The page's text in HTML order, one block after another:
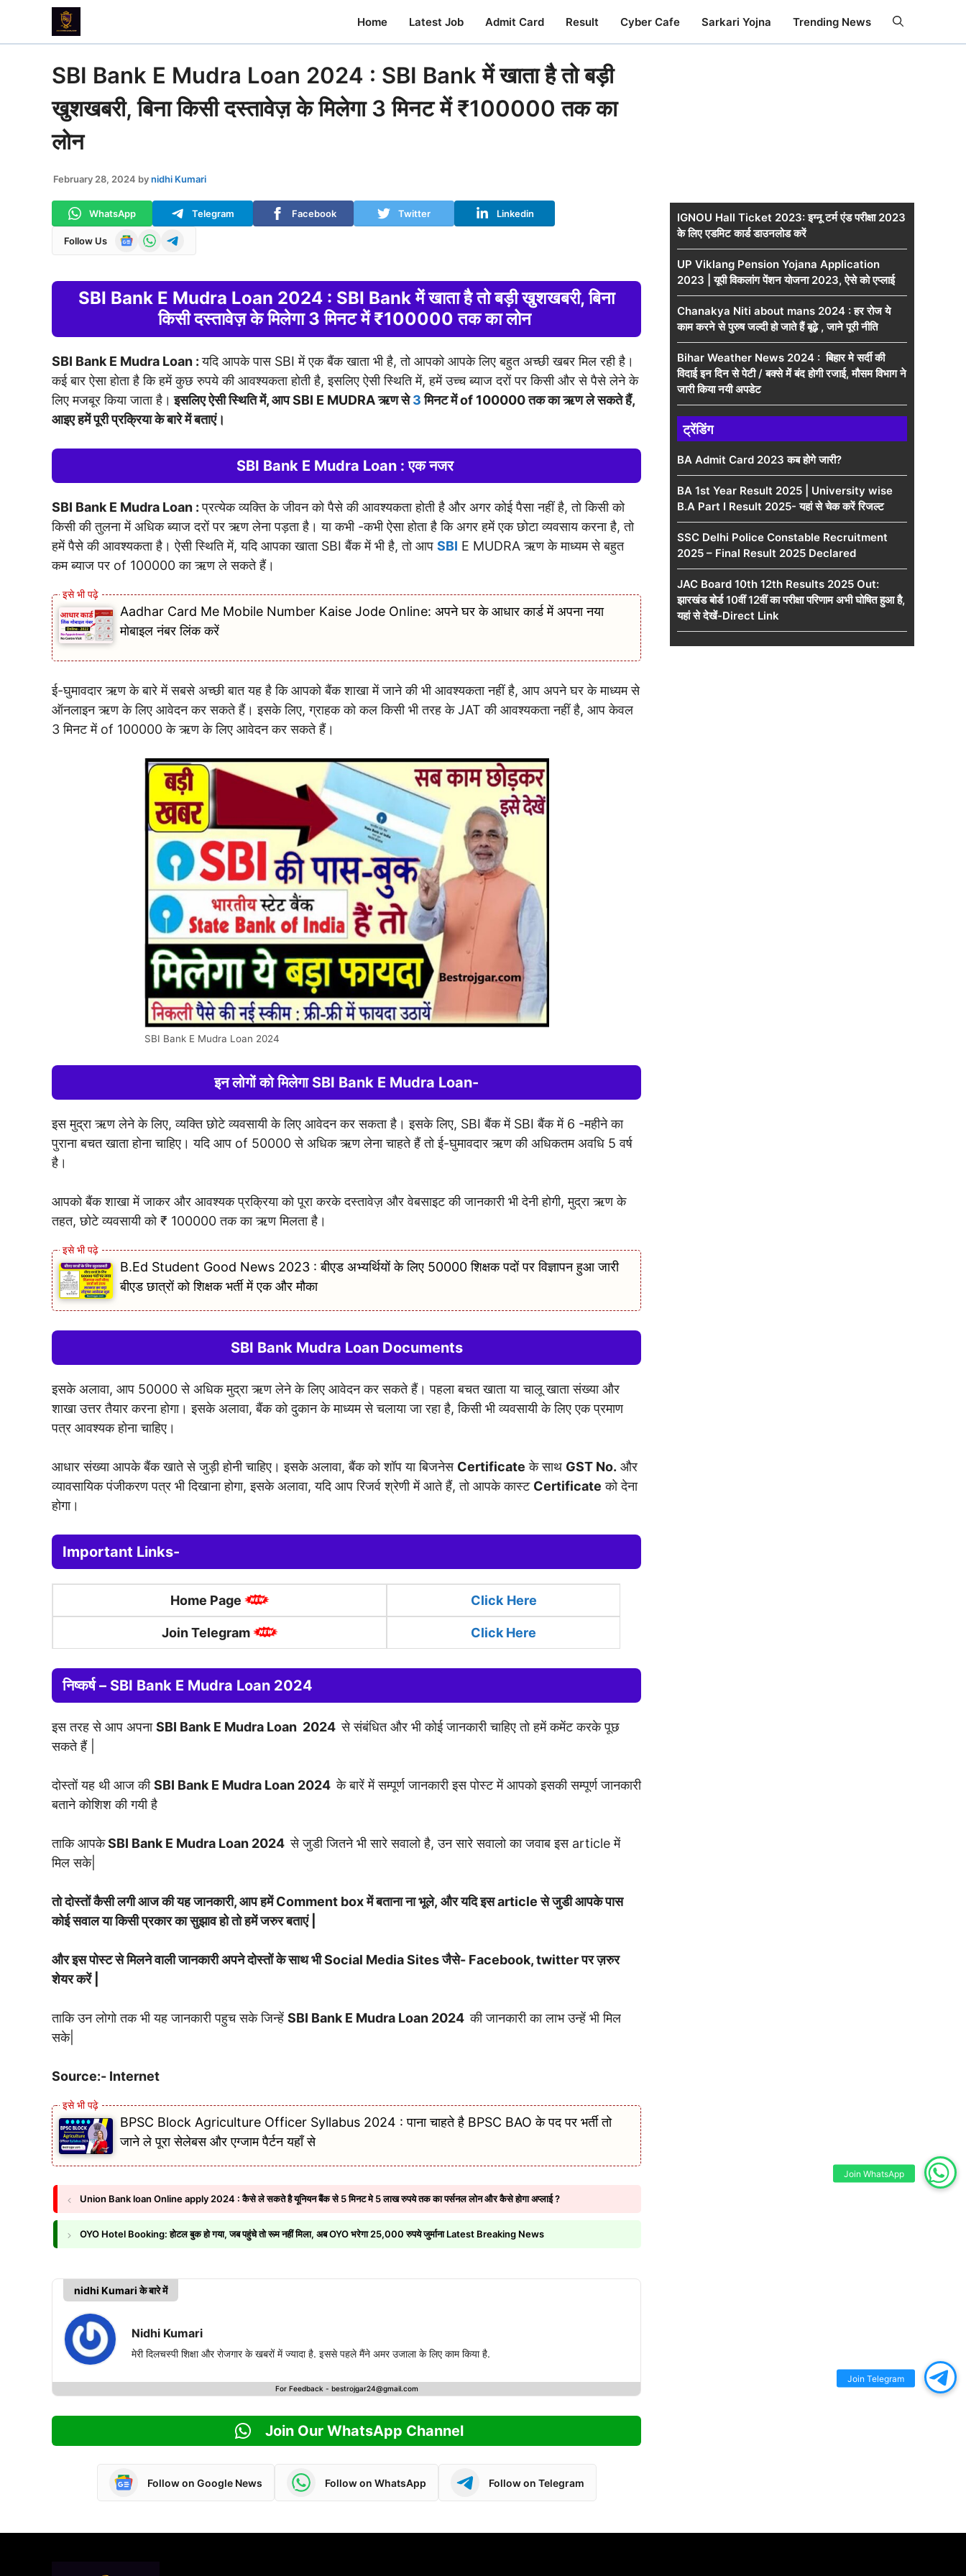
content
Home Latest Job Admit Card Result Cyber Cafe Sarkari Yojna Trending News
SBI Bank E Mudra Loan 2024 : SBI Bank में खाता है तो बड़ी
खुशखबरी, बिना किसी दस्तावेज़ के मिलेगा 3 मिनट में ₹100000 तक का
लोन
February 28, 2024 bynidhi Kumari
WhatsApp Telegram Facebook Twitter Linkedin
Follow Us
SBI Bank E Mudra Loan 2024 : SBI Bank में खाता है तो बड़ी खुशखबरी, बिना
किसी दस्तावेज़ के मिलेगा 3 मिनट में ₹100000 तक का लोन
SBI Bank E Mudra Loan :यदि आपके पास SBI में एक बैंक खाता भी है, तो आपको आपके लिए बहुत अच्छी खबर मिल रही है।
कई बार ऐसा होता है कि हमें कुछ रुपये की आवश्यकता होती है, इसलिए ऐसी स्थिति में, हमें उच्च ब्याज दरों पर किसी और से पैसे लेने के
लिए मजबूर किया जाता है। इसलिए ऐसी स्थिति में, आप SBI E MUDRA ऋण से3मिनट में of 100000 तक का ऋण ले सकते हैं,
आइए हमें पूरी प्रक्रिया के बारे में बताएं।
SBI Bank E Mudra Loan : एक नजर
SBI Bank E Mudra Loan :प्रत्येक व्यक्ति के जीवन को पैसे की आवश्यकता होती है और अगर कोई पैसा नहीं है, तो किसी को
किसी की तुलना में अधिक ब्याज दरों पर ऋण लेना पड़ता है। या कभी -कभी ऐसा होता है कि अगर हमें एक छोटा व्यवसाय करना है, तो
हमें पैसे की आवश्यकता है। ऐसी स्थिति में, यदि आपका खाता SBI बैंक में भी है, तो आप SBI E MUDRA ऋण के माध्यम से बहुत
कम ब्याज पर of 100000 का ऋण ले सकते हैं।
Aadhar Card Me Mobile Number Kaise Jode Online: अपने घर के आधार कार्ड में अपना नया
मोबाइल नंबर लिंक करें
ई-घुमावदार ऋण के बारे में सबसे अच्छी बात यह है कि आपको बैंक शाखा में जाने की भी आवश्यकता नहीं है, आप अपने घर के माध्यम से
ऑनलाइन ऋण के लिए आवेदन कर सकते हैं। इसके लिए, ग्राहक को कल किसी भी तरह के JAT की आवश्यकता नहीं है, आप केवल
3 मिनट में of 100000 के ऋण के लिए आवेदन कर सकते हैं।
SBI Bank E Mudra Loan 2024
इन लोगों को मिलेगा SBI Bank E Mudra Loan-
इस मुद्रा ऋण लेने के लिए, व्यक्ति छोटे व्यवसायी के लिए आवेदन कर सकता है। इसके लिए, SBI बैंक में SBI बैंक में 6 -महीने का
पुराना बचत खाता होना चाहिए। यदि आप of 50000 से अधिक ऋण लेना चाहते हैं तो ई-घुमावदार ऋण की अधिकतम अवधि 5 वर्ष
है।
आपको बैंक शाखा में जाकर और आवश्यक प्रक्रिया को पूरा करके दस्तावेज़ और वेबसाइट की जानकारी भी देनी होगी, मुद्रा ऋण के
तहत, छोटे व्यवसायी को ₹ 100000 तक का ऋण मिलता है।
B.Ed Student Good News 2023 : बीएड अभ्यर्थियों के लिए 50000 शिक्षक पदों पर विज्ञापन हुआ जारी
बीएड छात्रों को शिक्षक भर्ती में एक और मौका
SBI Bank Mudra Loan Documents
इसके अलावा, आप 50000 से अधिक मुद्रा ऋण लेने के लिए आवेदन कर सकते हैं। पहला बचत खाता या चालू खाता संख्या और
शाखा उत्तर तैयार करना होगा। इसके अलावा, बैंक को दुकान के माध्यम से चलाया जा रहा है, किसी भी व्यवसायी के लिए एक प्रमाण
पत्र आवश्यक होना चाहिए।
आधार संख्या आपके बैंक खाते से जुड़ी होनी चाहिए। इसके अलावा, बैंक को शॉप या बिजनेस Certificate के साथ GST No. और
व्यावसायिक पंजीकरण पत्र भी दिखाना होगा, इसके अलावा, यदि आप रिजर्व श्रेणी में आते हैं, तो आपके कास्ट Certificate को देना
होगा।
Important Links-
Home Page Click Here
Join Telegram Click Here
निष्कर्ष – SBI Bank E Mudra Loan 2024
इस तरह से आप अपनाSBI Bank E Mudra Loan 2024से संबंधित और भी कोई जानकारी चाहिए तो हमें कमेंट करके पूछ
सकते हैं |
दोस्तों यह थी आज कीSBI Bank E Mudra Loan 2024के बारें में सम्पूर्ण जानकारी इस पोस्ट में आपको इसकी सम्पूर्ण जानकारी
बताने कोशिश की गयी है
ताकि आपकेSBI Bank E Mudra Loan 2024से जुडी जितने भी सारे सवालो है, उन सारे सवालो का जवाब इस article में
मिल सके|
तो दोस्तों कैसी लगी आज की यह जानकारी, आप हमें Comment box में बताना ना भूले, और यदि इस article से जुडी आपके पास
कोई सवाल या किसी प्रकार का सुझाव हो तो हमें जरुर बताएं |
और इस पोस्ट से मिलने वाली जानकारी अपने दोस्तों के साथ भी Social Media Sites जैसे- Facebook, twitter पर ज़रुर
शेयर करें |
ताकि उन लोगो तक भी यह जानकारी पहुच सके जिन्हें SBI Bank E Mudra Loan 2024की जानकारी का लाभ उन्हें भी मिल
सके|
Source:- Internet
BPSC Block Agriculture Officer Syllabus 2024 : पाना चाहते है BPSC BAO के पद पर भर्ती तो
जाने ले पूरा सेलेबस और एग्जाम पैर्टन यहाँ से
Union Bank loan Online apply 2024 : कैसे ले सकते है यूनियन बैंक से 5 मिनट मे 5 लाख रुपये तक का पर्सनल लोन और कैसे होगा अप्लाई ?
OYO Hotel Booking: होटल बुक हो गया, जब पहुंचे तो रूम नहीं मिला, अब OYO भरेगा 25,000 रुपये जुर्माना Latest Breaking News
nidhi Kumari के बारे में
Nidhi Kumari
मेरी दिलचस्पी शिक्षा और रोजगार के खबरों में ज्यादा है. इससे पहले मैंने अमर उजाला के लिए काम किया है.
For Feedback - bestrojgar24@gmail.com
Join Our WhatsApp Channel
Follow on Google News Follow on WhatsApp Follow on Telegram
IGNOU Hall Ticket 2023: इग्नू टर्म एंड परीक्षा 2023
के लिए एडमिट कार्ड डाउनलोड करें
UP Viklang Pension Yojana Application
2023 | यूपी विकलांग पेंशन योजना 2023, ऐसे को एप्‍लाई
Chanakya Niti about mans 2024 : हर रोज ये
काम करने से पुरुष जल्दी हो जाते हैं बूढ़े , जाने पूरी नीति
Bihar Weather News 2024 : बिहार मे सर्दी की
विदाई इन दिन से पेटी / बक्से में बंद होगी रजाई, मौसम विभाग ने
जारी किया नयी अपडेट
ट्रेंडिंग
BA Admit Card 2023 कब होगे जारी?
BA 1st Year Result 2025 | University wise
B.A Part I Result 2025- यहां से चेक करें रिजल्ट
SSC Delhi Police Constable Recruitment
2025 – Final Result 2025 Declared
JAC Board 10th 12th Results 2025 Out:
झारखंड बोर्ड 10वीं 12वीं का परीक्षा परिणाम अभी घोषित हुआ है,
यहां से देखें-Direct Link
Join WhatsApp
Join Telegram